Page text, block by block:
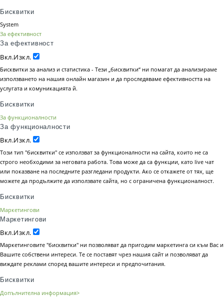
Бисквитки
System
За ефективност
За ефективност
Вкл.Изкл.
Бисквитки за анализ и статистика - Тези „бисквитки“ ни помагат да анализираме
използването на нашия онлайн магазин и да проследяваме ефективността на
услугата и комуникацията й.
Бисквитки
За функционалности
За функционалности
Вкл.Изкл.
Този тип "бисквитки" се използват за функционалности на сайта, които не са
строго необходими за неговата работа. Това може да са функции, като live чат
или показване на последните разгледани продукти. Ако се откажете от тях, ще
можете да продължите да използвате сайта, но с ограничена функционалност.
Бисквитки
Маркетингови
Маркетингови
Вкл.Изкл.
Маркетинговите "бисквитки" ни позволяват да пригодим маркетинга си към Вас и
Вашите собствени интереси. Те се поставят чрез нашия сайт и позволяват да
виждате реклами според вашите интереси и предпочитания.
Бисквитки
Допълнителна информация>